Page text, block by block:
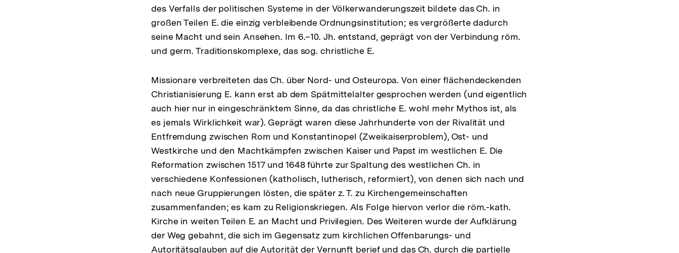
des Verfalls der politischen Systeme in der Völkerwanderungszeit bildete das Ch. in
großen Teilen E. die einzig verbleibende Ordnungsinstitution; es vergrößerte dadurch
seine Macht und sein Ansehen. Im 6.–10. Jh. entstand, geprägt von der Verbindung röm.
und germ. Traditionskomplexe, das sog. christliche E.
Missionare verbreiteten das Ch. über Nord- und Osteuropa. Von einer flächendeckenden
Christianisierung E. kann erst ab dem Spätmittelalter gesprochen werden (und eigentlich
auch hier nur in eingeschränktem Sinne, da das christliche E. wohl mehr Mythos ist, als
es jemals Wirklichkeit war). Geprägt waren diese Jahrhunderte von der Rivalität und
Entfremdung zwischen Rom und Konstantinopel (Zweikaiserproblem), Ost- und
Westkirche und den Machtkämpfen zwischen Kaiser und Papst im westlichen E. Die
Reformation zwischen 1517 und 1648 führte zur Spaltung des westlichen Ch. in
verschiedene Konfessionen (katholisch, lutherisch, reformiert), von denen sich nach und
nach neue Gruppierungen lösten, die später z. T. zu Kirchengemeinschaften
zusammenfanden; es kam zu Religionskriegen. Als Folge hiervon verlor die röm.-kath.
Kirche in weiten Teilen E. an Macht und Privilegien. Des Weiteren wurde der Aufklärung
der Weg gebahnt, die sich im Gegensatz zum kirchlichen Offenbarungs- und
Autoritätsglauben auf die Autorität der Vernunft berief und das Ch. durch die partielle